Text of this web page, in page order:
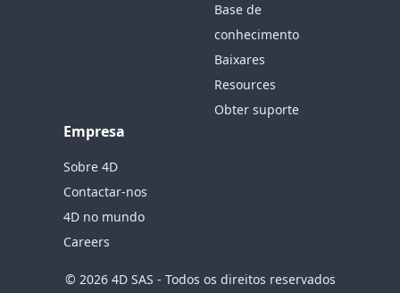
Base de
conhecimento
Baixares
Resources
Obter suporte
Empresa
Sobre 4D
Contactar-nos
4D no mundo
Careers
© 2026 4D SAS - Todos os direitos reservados